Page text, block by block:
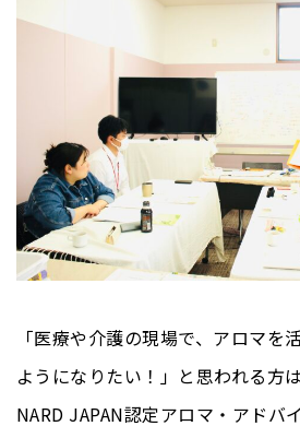
「医療や介護の現場で、アロマを
ようになりたい！」と思われる方は
NARD JAPAN認定アロマ・アドバ